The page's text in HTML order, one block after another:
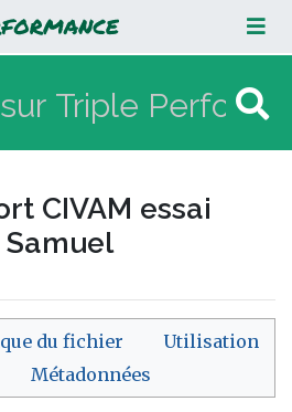
essai paturage blé
CIVAM essai
du fichier
Utilisation
Métadonnées